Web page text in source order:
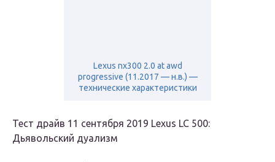
Lexus nx300 2.0 at awd
progressive (11.2017 — н.в.) —
технические характеристики
Тест драйв 11 сентября 2019 Lexus LC 500:
Дьявольский дуализм